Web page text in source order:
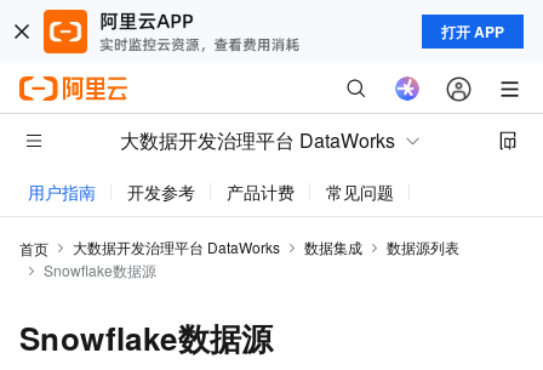
打开 APP
大数据开发治理平台 DataWorks
用户指南 开发参考 产品计费 常见问题
首页 大数据开发治理平台 DataWorks 数据集成
数据源列表
Snowflake数据源
Snowflake数据源